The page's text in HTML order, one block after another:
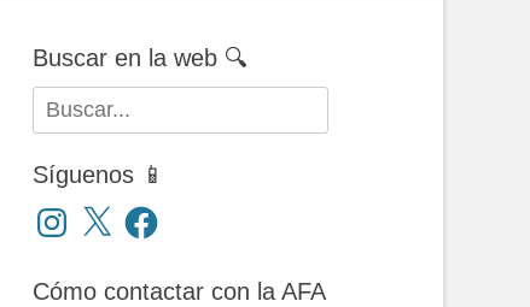
Buscar en la web 🔍
Buscar:
Síguenos 📱
Instagram
X Facebook
Cómo contactar con la AFA